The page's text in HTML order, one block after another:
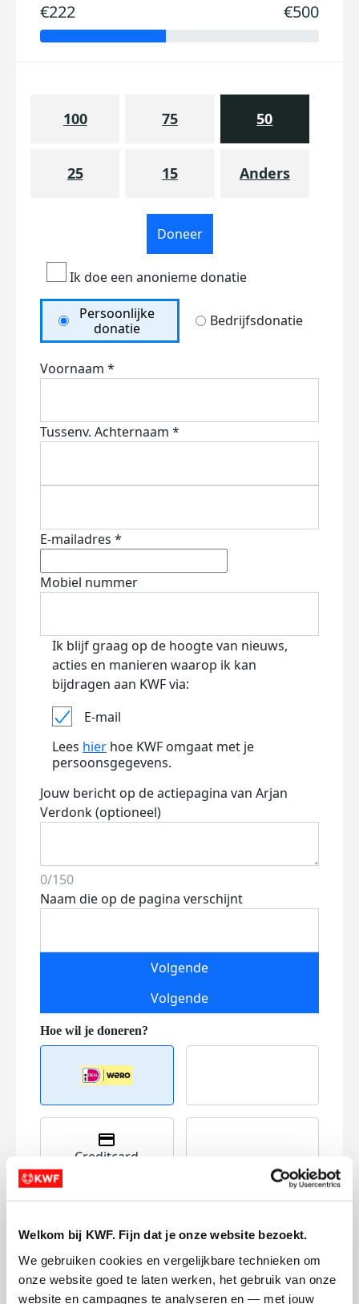
Welkom bij KWF. Fijn dat je onze website bezoekt.
We gebruiken cookies en vergelijkbare technieken om
onze website goed te laten werken, het gebruik van onze
website en campagnes te analyseren en — met jouw
€222 €500
100 75 50
25 15 Anders
Doneer
Ik doe een anonieme donatie
Persoonlijke
donatie
Bedrijfsdonatie
Voornaam *
Tussenv. Achternaam *
E-mailadres *
Mobiel nummer
Ik blijf graag op de hoogte van nieuws,
acties en manieren waarop ik kan
bijdragen aan KWF via:
E-mail
Lees hier hoe KWF omgaat met je
persoonsgegevens.
Jouw bericht op de actiepagina van Arjan
Verdonk (optioneel)
0/150
Naam die op de pagina verschijnt
Volgende
Volgende
Creditcard
Referentie